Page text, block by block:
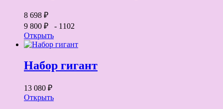
8 698 ₽
9 800 ₽ - 1102
Открыть
Набор гигант
13 080 ₽
Открыть